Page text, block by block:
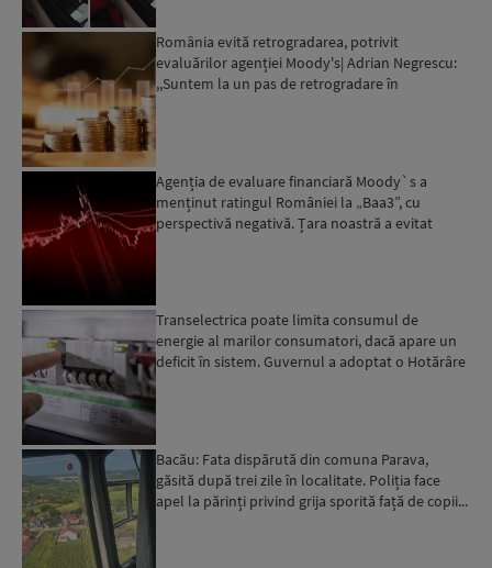
România evită retrogradarea, potrivit
evaluărilor agenției Moody's| Adrian Negrescu:
,,Suntem la un pas de retrogradare în
Agenția de evaluare financiară Moody`s a
menținut ratingul României la „Baa3”, cu
perspectivă negativă. Țara noastră a evitat
Transelectrica poate limita consumul de
energie al marilor consumatori, dacă apare un
deficit în sistem. Guvernul a adoptat o Hotărâre
Bacău: Fata dispărută din comuna Parava,
găsită după trei zile în localitate. Poliția face
apel la părinți privind grija sporită față de copii...